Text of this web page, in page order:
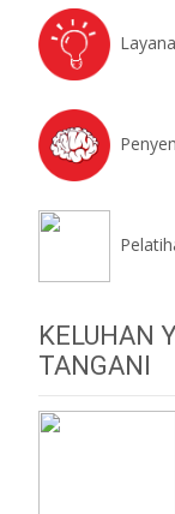
KELUHAN
TANGANI